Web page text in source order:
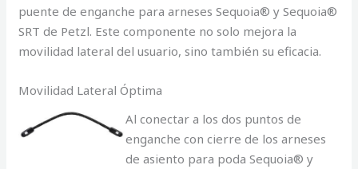
puente de enganche para arneses Sequoia® y Sequoia®
SRT de Petzl. Este componente no solo mejora la
movilidad lateral del usuario, sino también su eficacia.
Movilidad Lateral Óptima
Al conectar a los dos puntos de
enganche con cierre de los arneses
de asiento para poda Sequoia® y